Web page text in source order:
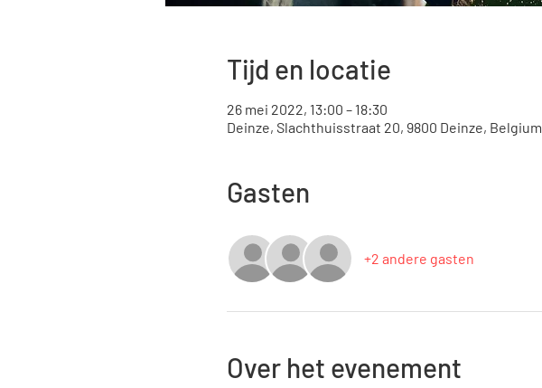
Tijd en locatie
26 mei 2022, 13:00 – 18:30
Deinze, Slachthuisstraat 20, 9800 Deinze, Belgium
Gasten
+2 andere gasten
Over het evenement